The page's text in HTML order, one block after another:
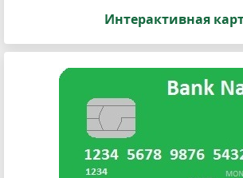
Интерактивная